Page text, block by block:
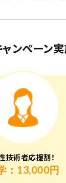
ンペーン
技術者応援割！
：13,000円